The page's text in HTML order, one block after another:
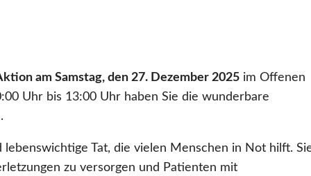
am Samstag, den 27. Dezember 2025 im Offenen
Uhr bis 13:00 Uhr haben Sie die wunderbare
Tat, die vielen Menschen in Not hilft.
zu versorgen und Patienten mit